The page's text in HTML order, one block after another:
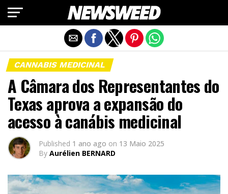
CANNABIS MEDICINAL
A Câmara dos Representantes do
Texas aprova a expansão do
acesso à canábis medicinal
Published 1 ano ago on 13 Maio 2025
By Aurélien BERNARD
Exit mobile version